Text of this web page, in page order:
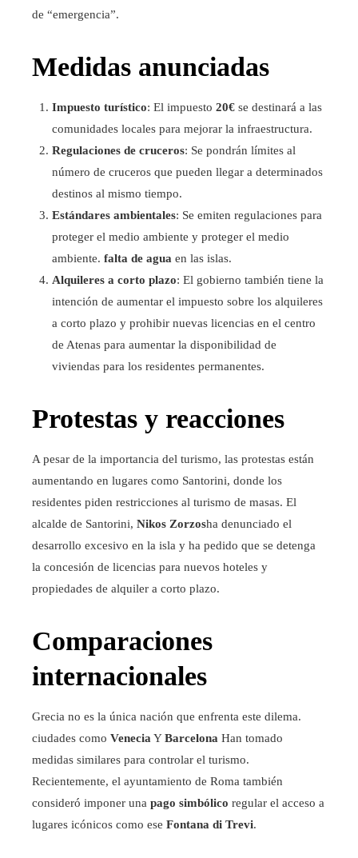
de “emergencia”.
Medidas anunciadas
Impuesto turístico: El impuesto 20€ se destinará a las
comunidades locales para mejorar la infraestructura.
Regulaciones de cruceros: Se pondrán límites al
número de cruceros que pueden llegar a determinados
destinos al mismo tiempo.
Estándares ambientales: Se emiten regulaciones para
proteger el medio ambiente y proteger el medio
ambiente. falta de agua en las islas.
Alquileres a corto plazo: El gobierno también tiene la
intención de aumentar el impuesto sobre los alquileres
a corto plazo y prohibir nuevas licencias en el centro
de Atenas para aumentar la disponibilidad de
viviendas para los residentes permanentes.
Protestas y reacciones
A pesar de la importancia del turismo, las protestas están
aumentando en lugares como Santorini, donde los
residentes piden restricciones al turismo de masas. El
alcalde de Santorini, Nikos Zorzosha denunciado el
desarrollo excesivo en la isla y ha pedido que se detenga
la concesión de licencias para nuevos hoteles y
propiedades de alquiler a corto plazo.
Comparaciones
internacionales
Grecia no es la única nación que enfrenta este dilema.
ciudades como Venecia YBarcelona Han tomado
medidas similares para controlar el turismo.
Recientemente, el ayuntamiento de Roma también
consideró imponer una pago simbólico regular el acceso a
lugares icónicos como ese Fontana di Trevi.